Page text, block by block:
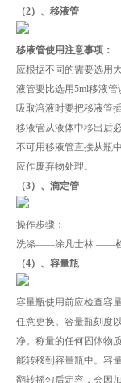
（2）、移液管
移液管使用注意事项：
应根据不同的需要选用
液管要比选用5ml移液管
吸取溶液时要把移液管
移液管从液体中移出后
不可用移液管直接从瓶
应作废弃物处理。
（3）、滴定管
操作步骤：
洗涤——涂凡士林 ——
（4）、容量瓶
容量瓶使用前应检查容
任意更换。容量瓶刻度
净。称量的任何固体物
能转移到容量瓶中。容
翻转摇匀后定容，会因